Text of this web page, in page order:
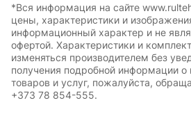
*Вся информация на сайте
цены, характеристики и
информационный характер и не
офертой. Характеристики и
изменяться производителем без
получения подробной информации о
товаров и услуг, пожалуйста,
+373 78 854-555.